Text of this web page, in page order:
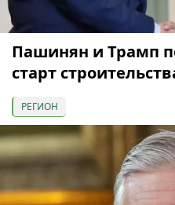
Пашинян и Трамп
старт
РЕГИОН